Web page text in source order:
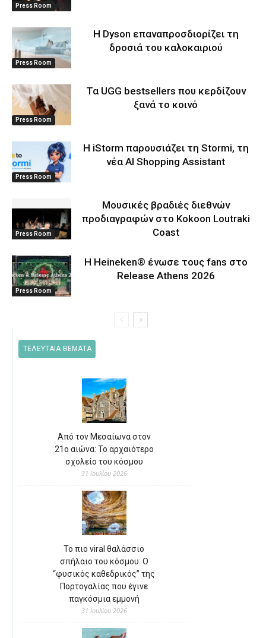
Press Room
Press Room
Η Dyson επαναπροσδιορίζει τη
δροσιά του καλοκαιριού
Press Room
Τα UGG bestsellers που κερδίζουν
ξανά το κοινό
Press Room
Η iStorm παρουσιάζει τη Stormi, τη
νέα AI Shopping Assistant
Press Room
Μουσικές βραδιές διεθνών
προδιαγραφών στο Kokoon Loutraki
Coast
Press Room
Η Heineken® ένωσε τους fans στο
Release Athens 2026
ΤΕΛΕΥΤΑΙΑ ΘΕΜΑΤΑ
Από τον Μεσαίωνα στον
21ο αιώνα: Το αρχαιότερο
σχολείο του κόσμου
31 Ιουλίου 2026
Το πιο viral θαλάσσιο
σπήλαιο του κόσμου: Ο
“φυσικός καθεδρικός” της
Πορτογαλίας που έγινε
παγκόσμια εμμονή
31 Ιουλίου 2026